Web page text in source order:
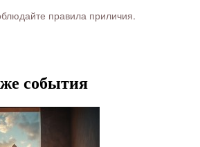
правила приличия.
события